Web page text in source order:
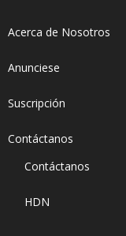
Acerca de Nosotros
Anunciese
Suscripción
Contáctanos
Contáctanos
HDN